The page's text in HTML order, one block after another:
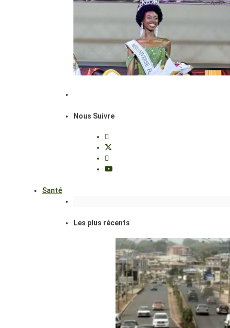
Nous Suivre
Santé
Les plus récents